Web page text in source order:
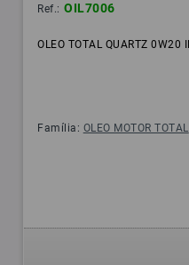
Ref.: OIL7006
OLEO TOTAL QUARTZ 0W20
Família: OLEO MOTOR TOTAL